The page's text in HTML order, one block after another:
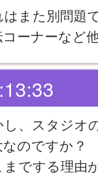
はまた別問題
ーナーなど
し、スタジオ
のですか？
までする理由